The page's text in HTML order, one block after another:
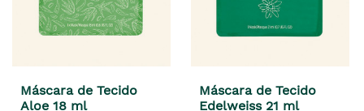
Máscara de Tecido
Aloe 18 ml
Máscara de Tecido
Edelweiss 21 ml